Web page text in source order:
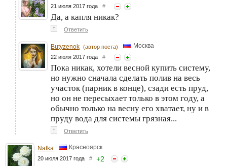
21 июля 2017 года #
Да, а капля никак?
↑ Ответить
Butyzenok (автор поста) Москва
22 июля 2017 года #
Пока никак, хотели весной купить систему,
но нужно сначала сделать полив на весь
участок (парник в конце), сзади есть пруд,
но он не пересыхает только в этом году, а
обычно только на весну его хватает, ну и в
пруду вода для системы грязная...
↑ Ответить
Natka Красноярск
20 июля 2017 года # +2